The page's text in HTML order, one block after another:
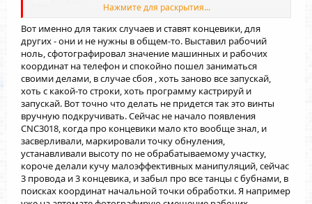
Первым делом, я записал номер строки g-кода, на котором
УП была прервана. Это 154790.
Нажмите для раскрытия...
Вот именно для таких случаев и ставят концевики, для
других - они и не нужны в общем-то. Выставил рабочий
ноль, сфотографировал значение машинных и рабочих
координат на телефон и спокойно пошел заниматься
своими делами, в случае сбоя , хоть заново все запускай,
хоть с какой-то строки, хоть программу кастрируй и
запускай. Вот точно что делать не придется так это винты
вручную подкручивать. Сейчас не начало появления
CNC3018, когда про концевики мало кто вообще знал, и
засверливали, маркировали точку обнуления,
устанавливали высоту по не обрабатываемому участку,
короче делали кучу малоэффективных манипуляций, сейчас
3 провода и 3 концевика, и забыл про все танцы с бубнами, в
поисках координат начальной точки обработки. Я например